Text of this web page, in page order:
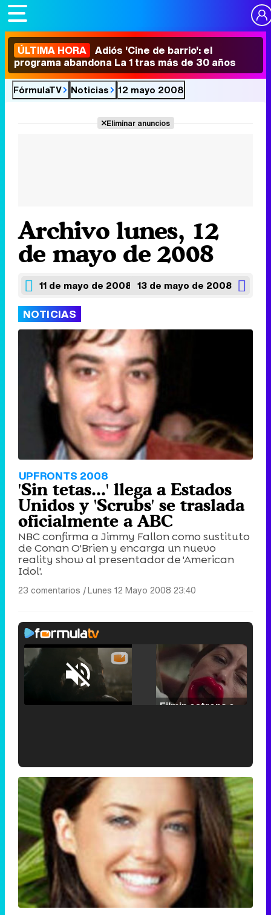
ÚLTIMA HORA Adiós 'Cine de barrio': el
programa abandona La 1 tras más de 30 años
FórmulaTV Noticias 12 mayo 2008
Eliminar anuncios
Archivo lunes, 12
de mayo de 2008
11 de mayo de 2008 13 de mayo de 2008
NOTICIAS
UPFRONTS 2008
'Sin tetas...' llega a Estados
Unidos y 'Scrubs' se traslada
oficialmente a ABC
NBC confirma a Jimmy Fallon como sustituto
de Conan O'Brien y encarga un nuevo
reality show al presentador de 'American
Idol'.
23 comentarios |Lunes 12 Mayo 2008 23:40
Unmute /
'120 Minutos' celebra sus 2.000 programas en Telemadrid con un vídeo del día a día en la redacción
Tráiler de '33 días', la nueva serie de Atresplayer con Julián Villagrán y José Manuel Poga